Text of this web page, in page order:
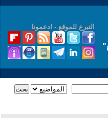
التبرع للموقع - ادعمونا
"